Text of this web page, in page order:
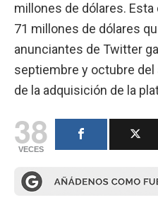
millones de dólares.
71 millones de dólares
anunciantes de Twitter
septiembre y octubre
de la adquisición de la
38
VECES